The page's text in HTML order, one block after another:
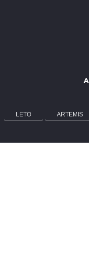
LETO ARTEMIS